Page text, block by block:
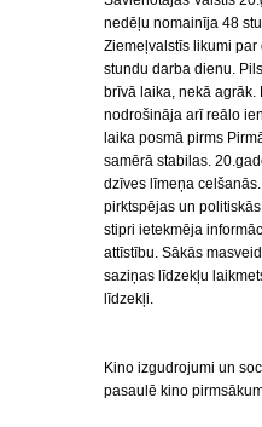
nedēļu nomainīja 48
Ziemeļvalstīs likumi
stundu darba dienu.
brīvā laika, nekā
nodrošināja arī reālo
laika posmā pirms
samērā stabilas.
dzīves līmeņa
pirktspējas un
stipri ietekmēja
attīstību. Sākās
saziņas līdzekļu
līdzekļi.
Kino izgudrojumi un
pasaulē kino